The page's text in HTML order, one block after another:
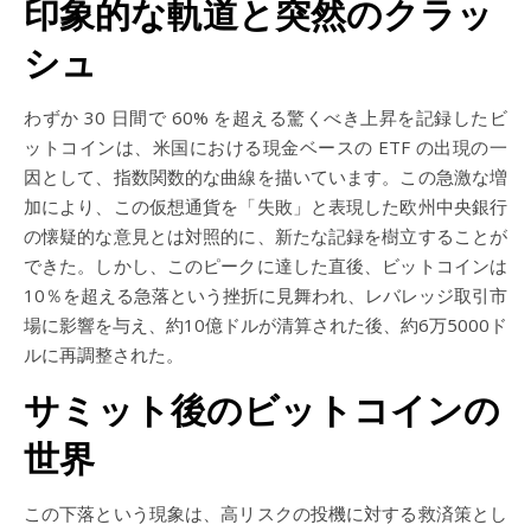
印象的な軌道と突然のクラッ
シュ
わずか 30 日間で 60% を超える驚くべき上昇を記録したビ
ットコインは、米国における現金ベースの ETF の出現の一
因として、指数関数的な曲線を描いています。この急激な増
加により、この仮想通貨を「失敗」と表現した欧州中央銀行
の懐疑的な意見とは対照的に、新たな記録を樹立することが
できた。しかし、このピークに達した直後、ビットコインは
10％を超える急落という挫折に見舞われ、レバレッジ取引市
場に影響を与え、約10億ドルが清算された後、約6万5000ド
ルに再調整された。
サミット後のビットコインの
世界
この下落という現象は、高リスクの投機に対する救済策とし